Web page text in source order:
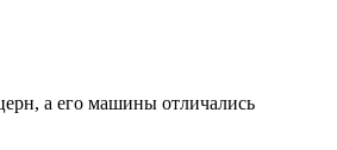
а его машины отличались